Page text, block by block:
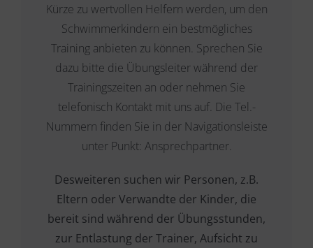
Kürze zu wertvollen Helfern werden, um den
Schwimmerkindern ein bestmögliches
Training anbieten zu können. Sprechen Sie
dazu bitte die Übungsleiter während der
Trainingszeiten an oder nehmen Sie
telefonisch Kontakt mit uns auf. Die Tel.-
Nummern finden Sie in der Navigationsleiste
unter Punkt: Ansprechpartner.
Desweiteren suchen wir Personen, z.B.
Eltern oder Verwandte der Kinder, die
bereit sind während der Übungsstunden,
zur Entlastung der Trainer, Aufsicht zu